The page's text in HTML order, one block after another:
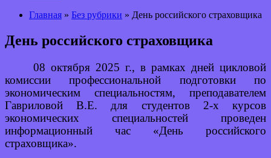
Главная » Без рубрики » День российского страховщика
День российского страховщика
08 октября 2025 г., в рамках дней цикловой
комиссии профессиональной подготовки по
экономическим специальностям, преподавателем
Гавриловой В.Е. для студентов 2-х курсов
экономических специальностей проведен
информационный час «День российского
страховщика».